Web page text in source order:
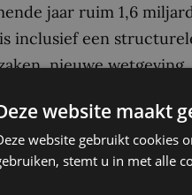
jaar ruim 1,6
inclusief een
nieuwe
dat zij continu
website maakt
website gebruikt cookies
stemt u in met alle